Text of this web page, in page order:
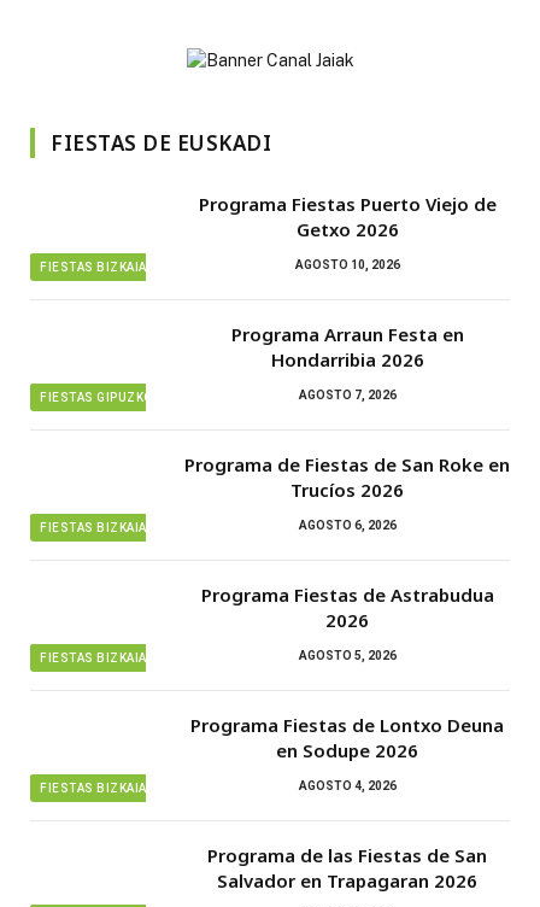
FIESTAS DE EUSKADI
FIESTAS BIZKAIA
Programa Fiestas Puerto Viejo de
Getxo 2026
AGOSTO 10, 2026
FIESTAS GIPUZKOA
Programa Arraun Festa en
Hondarribia 2026
AGOSTO 7, 2026
FIESTAS BIZKAIA
Programa de Fiestas de San Roke en
Trucíos 2026
AGOSTO 6, 2026
FIESTAS BIZKAIA
Programa Fiestas de Astrabudua
2026
AGOSTO 5, 2026
FIESTAS BIZKAIA
Programa Fiestas de Lontxo Deuna
en Sodupe 2026
AGOSTO 4, 2026
Programa de las Fiestas de San
Salvador en Trapagaran 2026